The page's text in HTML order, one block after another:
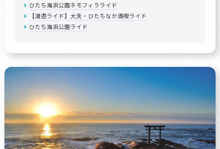
ひたち海浜公園ネモフィラライド
【漫遊ライド】大洗・ひたちなか満喫ライド
ひたち海浜公園ライド